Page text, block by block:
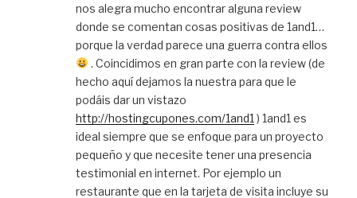
nos alegra mucho encontrar alguna review
donde se comentan cosas positivas de 1and1…
porque la verdad parece una guerra contra ellos
. Coincidimos en gran parte con la review (de
hecho aquí dejamos la nuestra para que le
podáis dar un vistazo
http://hostingcupones.com/1and1 ) 1and1 es
ideal siempre que se enfoque para un proyecto
pequeño y que necesite tener una presencia
testimonial en internet. Por ejemplo un
restaurante que en la tarjeta de visita incluye su